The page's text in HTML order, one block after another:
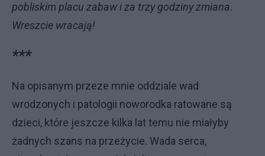
pobliskim placu zabaw i za trzy godziny zmiana.
Wreszcie wracają!
***
Na opisanym przeze mnie oddziale wad
wrodzonych i patologii noworodka ratowane są
dzieci, które jeszcze kilka lat temu nie miałyby
żadnych szans na przeżycie. Wada serca,